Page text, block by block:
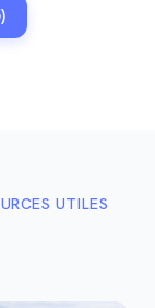
UTILES